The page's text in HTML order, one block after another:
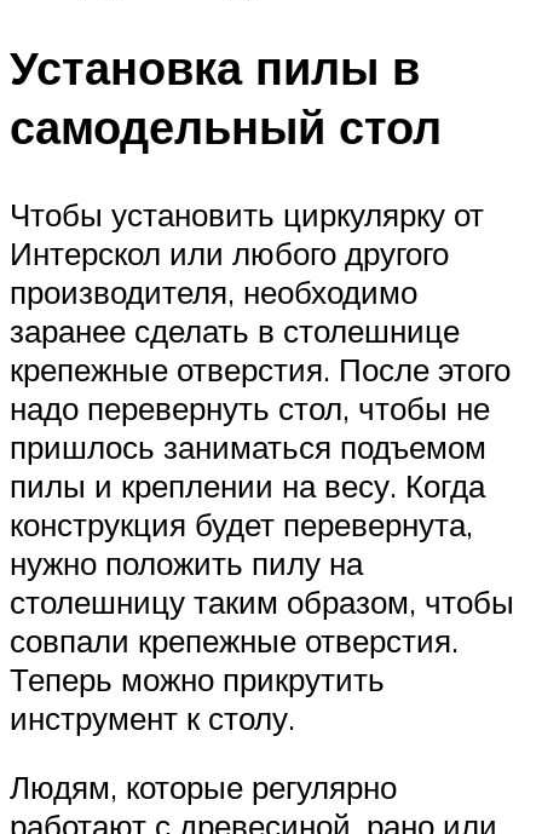
Установка пилы в
самодельный стол
Чтобы установить циркулярку от
Интерскол или любого другого
производителя, необходимо
заранее сделать в столешнице
крепежные отверстия. После этого
надо перевернуть стол, чтобы не
пришлось заниматься подъемом
пилы и креплении на весу. Когда
конструкция будет перевернута,
нужно положить пилу на
столешницу таким образом, чтобы
совпали крепежные отверстия.
Теперь можно прикрутить
инструмент к столу.
Людям, которые регулярно
работают с древесиной, рано или